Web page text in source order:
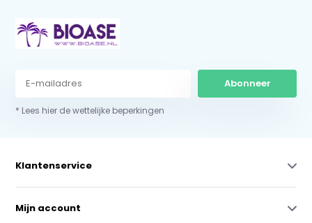
Abonneer
* Lees hier de wettelijke beperkingen
Klantenservice
Mijn account